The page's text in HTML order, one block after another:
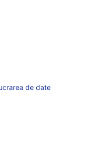
de date